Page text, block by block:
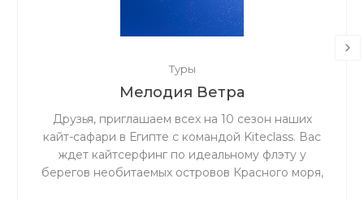
Туры
Мелодия Ветра
Друзья, приглашаем всех на 10 сезон наших
кайт-сафари в Египте с командой Kiteclass. Вас
ждет кайтсерфинг по идеальному флэту у
берегов необитаемых островов Красного моря,